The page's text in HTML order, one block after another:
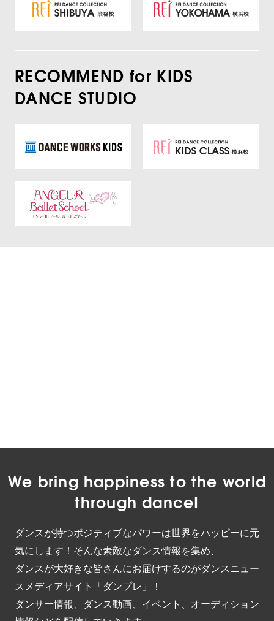
RECOMMEND for KIDS
DANCE STUDIO
We bring happiness to the world
through dance!
ダンスが持つポジティブなパワーは世界をハッピーに元
気にします！そんな素敵なダンス情報を集め、
ダンスが大好きな皆さんにお届けするのがダンスニュー
スメディアサイト「ダンプレ」！
ダンサー情報、ダンス動画、イベント、オーディション